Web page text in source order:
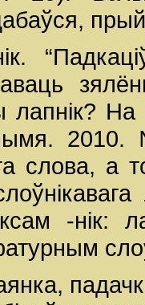
лапнік? На
2010.
слова, а
-нік: